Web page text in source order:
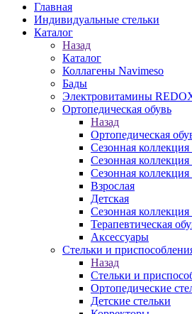
Главная
Индивидуальные стельки
Каталог
Назад
Каталог
Коллагены Navimeso
Бады
Электровитамины
Ортопедическая обувь
Назад
Ортопедическая
Сезонная коллекция
Сезонная коллекция
Сезонная коллекция
Взрослая
Детская
Сезонная
Терапевтическая
Аксессуары
Стельки и
Назад
Стельки и
Ортопедические
Детские стельки